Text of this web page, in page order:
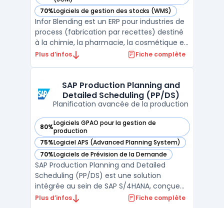
70%Logiciels de gestion des stocks (WMS)
— voir Infor Blending dans cette catégorie
Infor Blending est un ERP pour industries de
process (fabrication par recettes) destiné
à la chimie, la pharmacie, la cosmétique et
l’agroalimentaire. Il structure la gestion des
la traçabilité des lots de la ...
Plus d’infos Fiche complète
SAP Production Planning and
Detailed Scheduling (PP/DS)
Planification avancée de la production
80%Logiciels GPAO pour la gestion de
production
— voir SAP Production Planning and Detailed Scheduling
75%Logiciel APS (Advanced Planning System)
— voir SAP Production Planning and Detailed Scheduling
70%Logiciels de Prévision de la Demande
— voir SAP Production Planning and Detailed Scheduling
SAP Production Planning and Detailed
Scheduling (PP/DS) est une solution
intégrée au sein de SAP S/4HANA, conçue
pour optimiser la planification de la
Plus d’infos Fiche complète